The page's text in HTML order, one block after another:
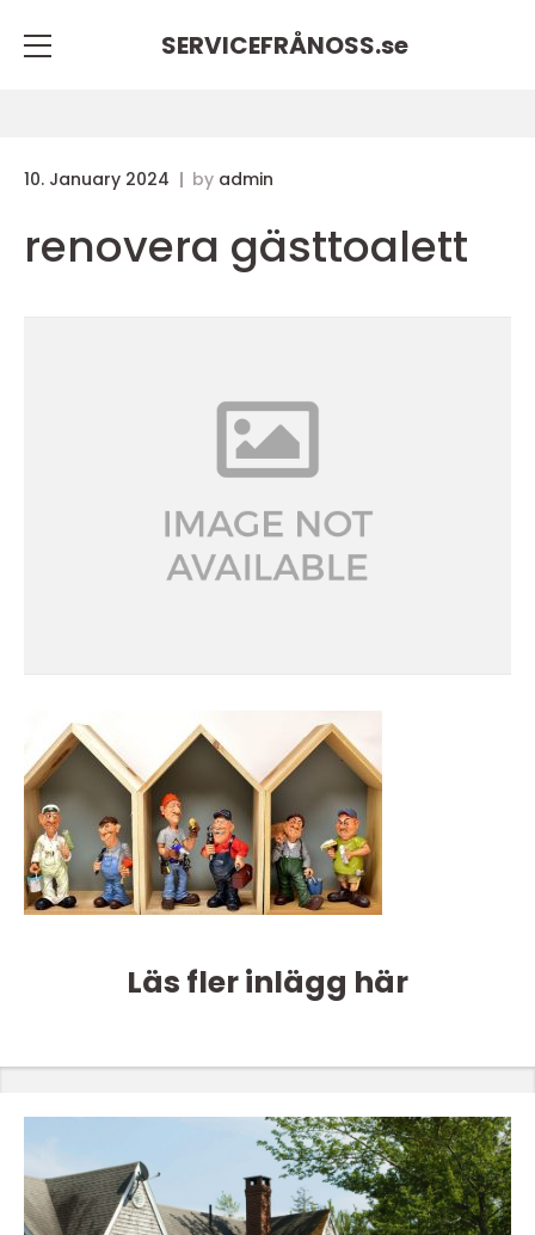
SERVICEFRÅNOSS.se
10. January 2024 by admin
renovera gästtoalett
Läs fler inlägg här